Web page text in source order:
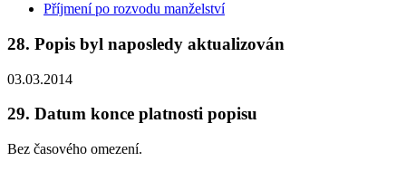
Příjmení po rozvodu manželství
28. Popis byl naposledy aktualizován
03.03.2014
29. Datum konce platnosti popisu
Bez časového omezení.